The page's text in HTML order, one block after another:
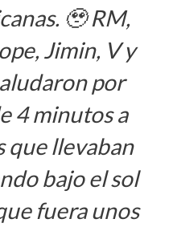
🥹 RM,
Jimin, V y
por
4 minutos a
que llevaban
bajo el sol
fuera unos